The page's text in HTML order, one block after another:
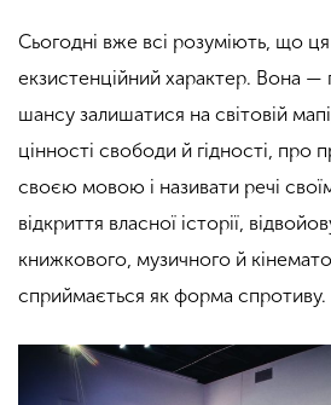
Сьогодні вже всі розуміють, що
екзистенційний характер. Вона —
шансу залишатися на світовій
цінності свободи й гідності, про
своєю мовою і називати речі
відкриття власної історії,
книжкового, музичного й
сприймається як форма спротиву.